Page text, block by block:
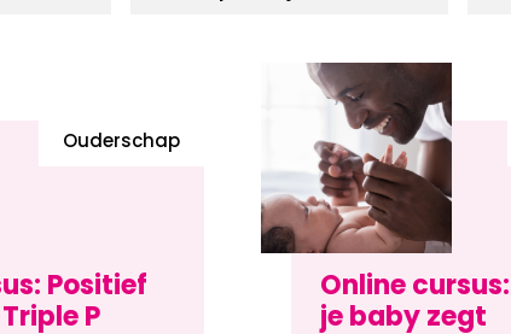
Positief
P
Ouderschap
Online
je baby zegt